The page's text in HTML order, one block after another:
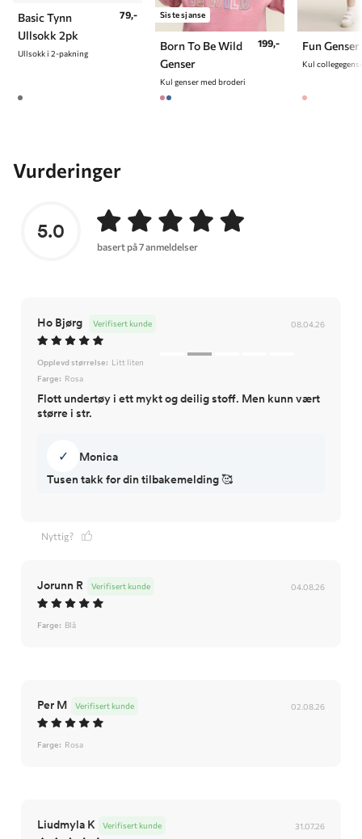
Basic Tynn
Ullsokk 2pk
Ullsokk i 2-pakning
79,- Siste sjanse
Born To Be Wild
Genser
Kul genser med broderi
199,- Fun Genser
Kul
Vurderinger
5.0
basert på 7 anmeldelser
Ho Bjørg 08.04.26
Verifisert kunde
Opplevd størrelse: Litt liten
Farge: Rosa
Flott undertøy i ett mykt og deilig stoff. Men kunn vært
større i str.
✓
Monica
Tusen takk for din tilbakemelding 🥰
Nyttig?
Jorunn R 04.08.26
Verifisert kunde
Farge: Blå
Per M 02.08.26
Verifisert kunde
Farge: Rosa
Liudmyla K 31.07.26
Verifisert kunde